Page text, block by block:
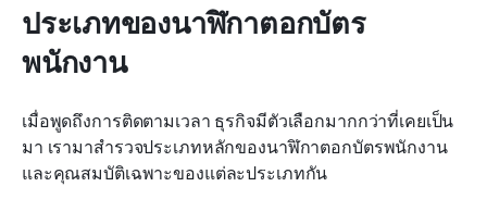
ประเภทของนาฬิกาตอกบัตร
พนักงาน
เมื่อพูดถึงการติดตามเวลา ธุรกิจมีตัวเลือกมากกว่าที่เคยเป็น
มา เรามาสำรวจประเภทหลักของนาฬิกาตอกบัตรพนักงาน
และคุณสมบัติเฉพาะของแต่ละประเภทกัน